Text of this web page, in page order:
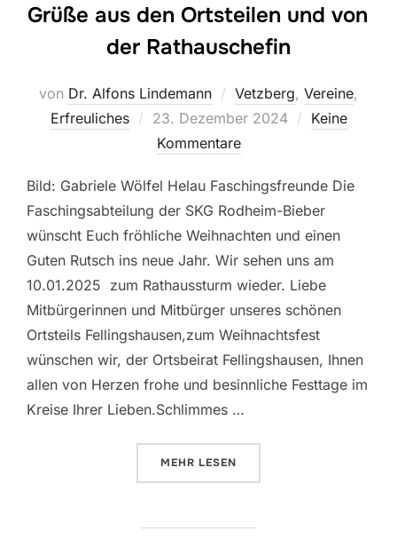
Grüße aus den Ortsteilen und von
der Rathauschefin
von Dr. Alfons Lindemann Vetzberg, Vereine,
Erfreuliches
Veröffentlicht
am
23. Dezember 2024
Keine
Kommentare
Bild: Gabriele Wölfel Helau Faschingsfreunde Die
Faschingsabteilung der SKG Rodheim-Bieber
wünscht Euch fröhliche Weihnachten und einen
Guten Rutsch ins neue Jahr. Wir sehen uns am
10.01.2025 zum Rathaussturm wieder. Liebe
Mitbürgerinnen und Mitbürger unseres schönen
Ortsteils Fellingshausen,zum Weihnachtsfest
wünschen wir, der Ortsbeirat Fellingshausen, Ihnen
allen von Herzen frohe und besinnliche Festtage im
Kreise Ihrer Lieben.Schlimmes …
MEHR ÜBER „GRÜSSE AUS DEN
LESEN